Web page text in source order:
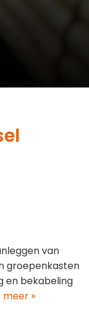
van
groepenkasten
en bekabeling
meer »